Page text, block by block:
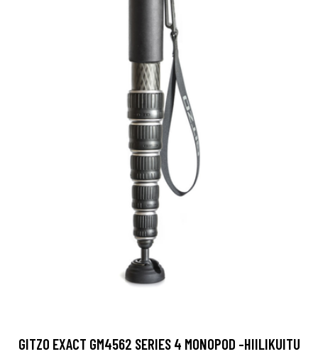
GITZO EXACT GM4562 SERIES 4 MONOPOD -HIILIKUITU